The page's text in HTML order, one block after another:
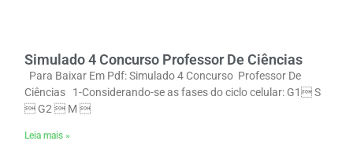
Simulado 4 Concurso Professor De Ciências
Para Baixar Em Pdf: Simulado 4 Concurso Professor De
Ciências 1-Considerando-se as fases do ciclo celular: G1 S
 G2  M 
Leia mais »